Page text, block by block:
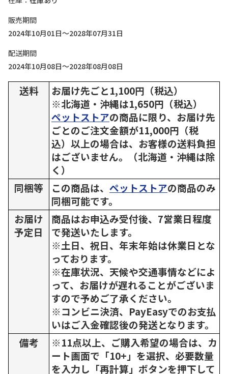
販売期間
2024年10月01日～2028年07月31日
配送期間
2024年10月08日～2028年08月08日
送料
お届け先ごと1,100円（税込）
※北海道・沖縄は1,650円（税込）
ペットストアの商品に限り、お届け先
ごとのご注文金額が11,000円（税
込）以上の場合は、お客様の送料負担
はございません。（北海道・沖縄は除
く）
同梱等
この商品は、 ペットストアの商品のみ
同梱可能です。
お届け
予定日
商品はお申込み受付後、7営業日程度
で発送いたします。
※土日、祝日、年末年始は休業日とな
っております。
※在庫状況、天候や交通事情などによ
って、お届けが遅れることがございま
すので予めご了承ください。
※コンビニ決済、PayEasyでのお支払
いはご入金確認後の発送となります。
備考
※11点以上、ご購入希望の場合は、カ
ート画面で「10+」を選択、必要数量
を入力し「再計算」ボタンを押下して